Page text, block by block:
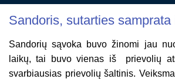
Sandoris, sutarties samprata
Sandorių sąvoka buvo žinomi jau
laikų, tai buvo vienas iš prievolių
svarbiausias prievolių šaltinis.